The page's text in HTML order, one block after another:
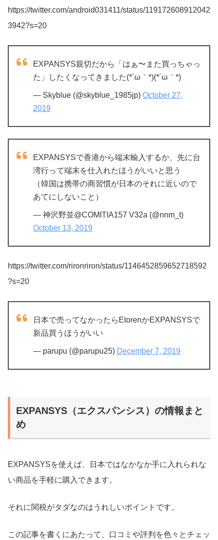
https://twitter.com/android031411/status/119172608912042
3942?s=20
EXPANSYS親切だから「はぁ〜また買っちゃっ
た」したくなってきました(*´ω｀*)(*´ω｀*)
— Skyblue (@skyblue_1985jp) October 27,
2019
EXPANSYSで香港から端末輸入するか、先に台
湾行って端末を仕入れたほうがいいと思う
（韓国は携帯の商習慣が日本のそれに近いので
あてにしないこと）
— 神沢野並@COMITIA157 V32a (@nnm_t)
October 13, 2019
https://twitter.com/rironriron/status/1146452859652718592
?s=20
日本で売ってなかったらEtorenかEXPANSYSで
新品買うほうがいい
— parupu (@parupu25) December 7, 2019
EXPANSYS（エクスパンシス）の情報まと
め
EXPANSYSを使えば、日本ではなかなか手に入れられな
い商品を手軽に購入できます。
それに関税がタダなのはうれしいポイントです。
この記事を書くにあたって、口コミや評判を色々とチェッ